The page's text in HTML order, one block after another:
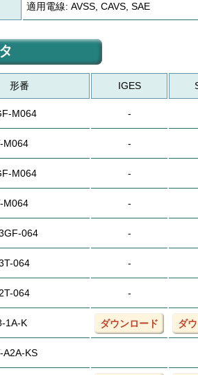
適用電線: AVSS, CAVS, SAE
形番 IGES
M064 -
M064 -
M064 -
M064 -
064 -
064 -
064 -
1A-K ダウンロード ダ
A2A-KS